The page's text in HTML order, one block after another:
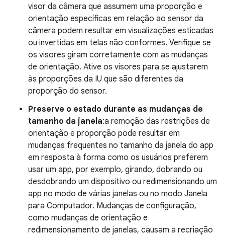
visor da câmera que assumem uma proporção e
orientação específicas em relação ao sensor da
câmera podem resultar em visualizações esticadas
ou invertidas em telas não conformes. Verifique se
os visores giram corretamente com as mudanças
de orientação. Ative os visores para se ajustarem
às proporções da IU que são diferentes da
proporção do sensor.
Preserve o estado durante as mudanças de
tamanho da janela:a remoção das restrições de
orientação e proporção pode resultar em
mudanças frequentes no tamanho da janela do app
em resposta à forma como os usuários preferem
usar um app, por exemplo, girando, dobrando ou
desdobrando um dispositivo ou redimensionando um
app no modo de várias janelas ou no modo Janela
para Computador. Mudanças de configuração,
como mudanças de orientação e
redimensionamento de janelas, causam a recriação